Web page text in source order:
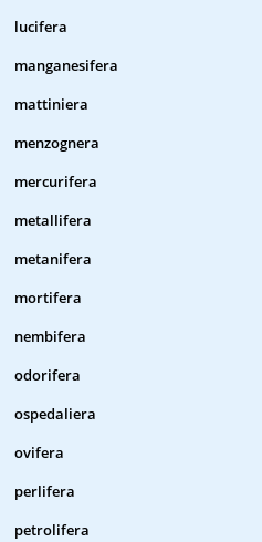
lucifera
manganesifera
mattiniera
menzognera
mercurifera
metallifera
metanifera
mortifera
nembifera
odorifera
ospedaliera
ovifera
perlifera
petrolifera